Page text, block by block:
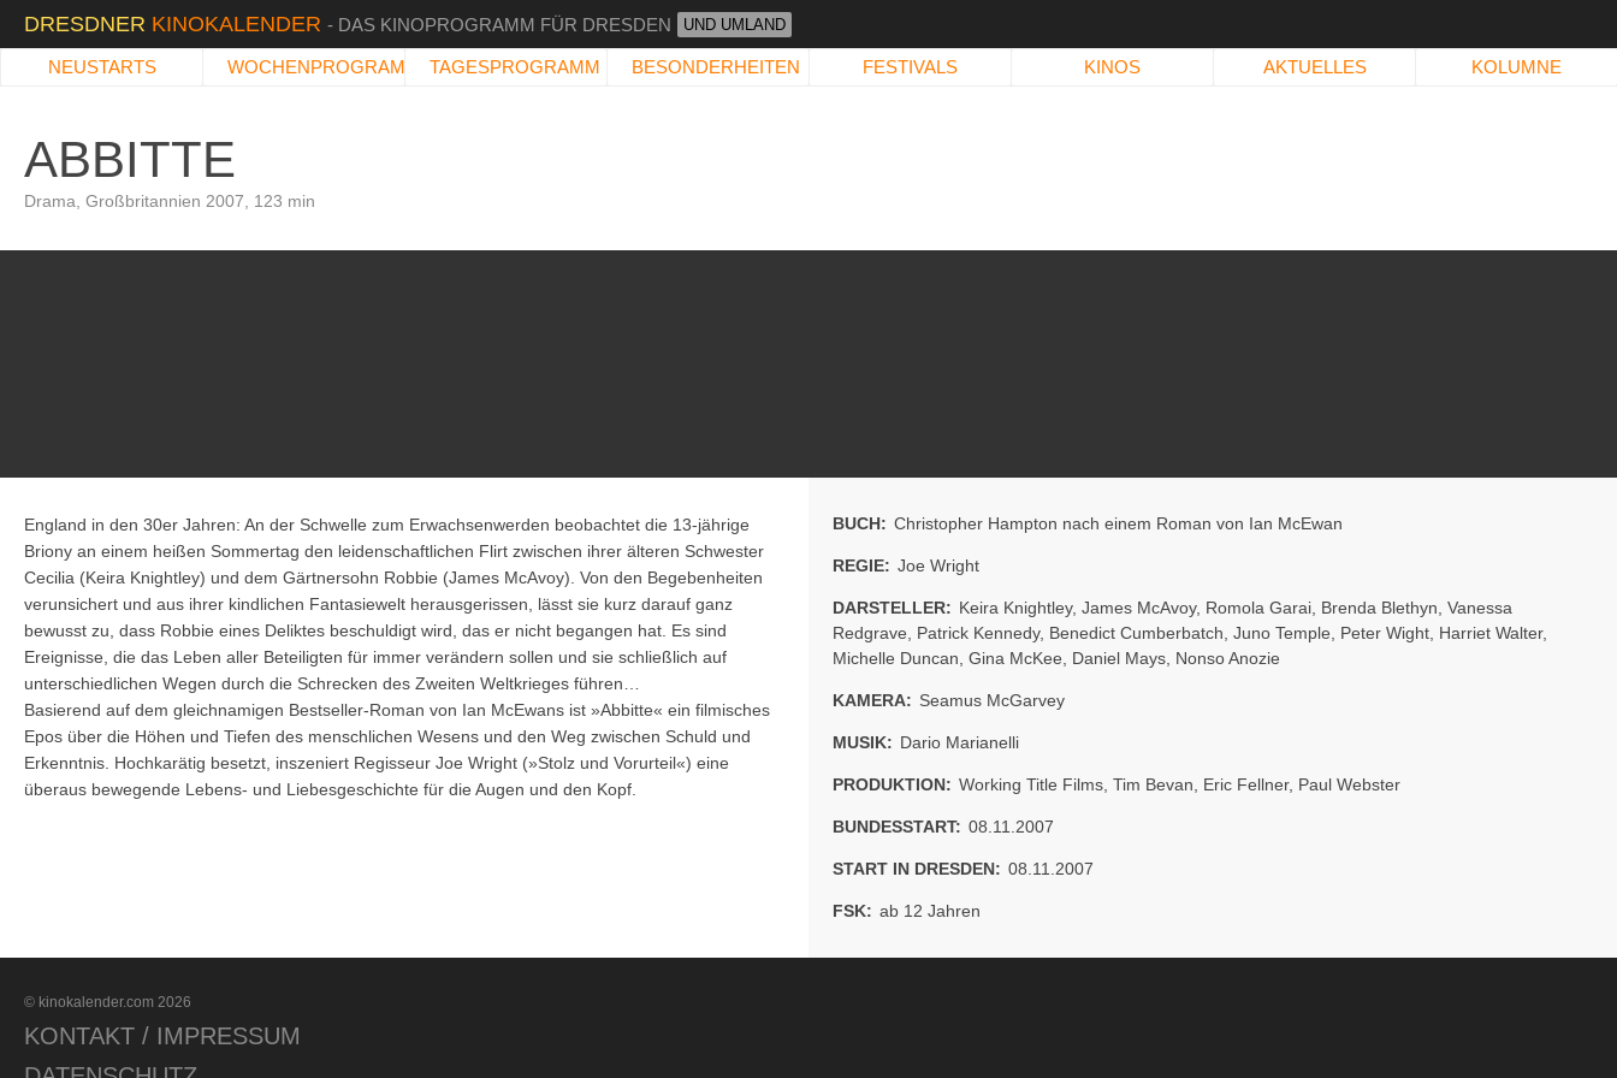
DRESDNER KINOKALENDER - DAS KINOPROGRAMM FÜR DRESDEN UND UMLAND
NEUSTARTS WOCHENPROGRAMM TAGESPROGRAMM BESONDERHEITEN FESTIVALS KINOS AKTUELLES KOLUMNE
ABBITTE
Drama, Großbritannien 2007, 123 min
England in den 30er Jahren: An der Schwelle zum Erwachsenwerden beobachtet die 13-jährige
Briony an einem heißen Sommertag den leidenschaftlichen Flirt zwischen ihrer älteren Schwester
Cecilia (Keira Knightley) und dem Gärtnersohn Robbie (James McAvoy). Von den Begebenheiten
verunsichert und aus ihrer kindlichen Fantasiewelt herausgerissen, lässt sie kurz darauf ganz
bewusst zu, dass Robbie eines Deliktes beschuldigt wird, das er nicht begangen hat. Es sind
Ereignisse, die das Leben aller Beteiligten für immer verändern sollen und sie schließlich auf
unterschiedlichen Wegen durch die Schrecken des Zweiten Weltkrieges führen…
Basierend auf dem gleichnamigen Bestseller-Roman von Ian McEwans ist »Abbitte« ein filmisches
Epos über die Höhen und Tiefen des menschlichen Wesens und den Weg zwischen Schuld und
Erkenntnis. Hochkarätig besetzt, inszeniert Regisseur Joe Wright (»Stolz und Vorurteil«) eine
überaus bewegende Lebens- und Liebesgeschichte für die Augen und den Kopf.
BUCH: Christopher Hampton nach einem Roman von Ian McEwan
REGIE: Joe Wright
DARSTELLER: Keira Knightley, James McAvoy, Romola Garai Brenda Blethyn Vanessa
Redgrave
Patrick Kennedy, Benedict Cumberbatch Juno Temple Peter Wight Harriet Walter,
Michelle Duncan Gina McKee Daniel Mays Nonso Anozie
KAMERA: Seamus McGarvey
MUSIK: Dario Marianelli
PRODUKTION: Working Title Films Tim Bevan Eric Fellner, Paul Webster
BUNDESSTART: 08.11.2007
START IN DRESDEN: 08.11.2007
FSK: ab 12 Jahren
© kinokalender.com 2026
KONTAKT / IMPRESSUM